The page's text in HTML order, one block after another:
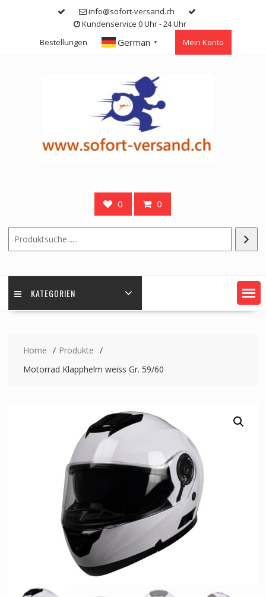
info@sofort-versand.ch
Kundenservice 0 Uhr - 24 Uhr
Bestellungen
German ▼ Mein Konto
0 0
KATEGORIEN
Home
Produkte
Motorrad Klapphelm weiss Gr. 59/60